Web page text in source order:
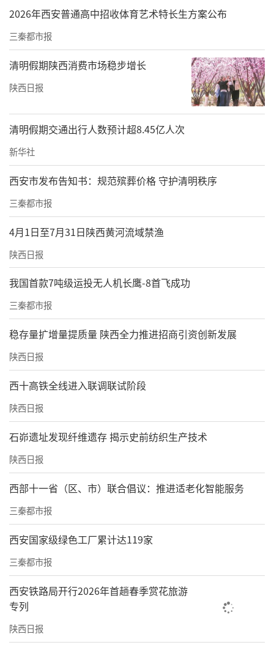
升级，让居民在家门口享受更加便捷的养老、
托育、医疗、健身等基础性服务。
支持消费场景创新发展。充分挖掘周秦汉唐、
红色圣地、秦医秦药等特色资源，充分利用AI技
术赋能，加快培育消费新业态新模式新场景和
国际化消费环境，拓展商旅文体健融合消费。
创建一批智慧商圈、智慧街区、智慧门店，提
供数实融合的便捷消费。
统筹推进文化遗产保护。守护好黄帝陵、兵马
俑、延安宝塔等中华文明精神标识，深化中华
文明探源与周秦汉唐大遗址保护展示。建好用
好黄河、长城、长征国家文化公园（陕西
段），打造特色文化廊道。实施三秦文脉传世
工程，争创国家级关中文化生态保护区，健全
非遗区域性整体保护体系。
做大做强文旅产业链群。完善政策金融支撑，
盘活存量资产，做优增量项目，推动8条重点文
旅产业链群转型升级。实施“百景焕新”行
动，打造一批沉浸式数字文旅新场景。深入实
施“三秦四季暖心工程”，建设重点旅游风景
道，推动入境旅游便利化，全面提升旅游消费
环境。（
责任编辑：方点 赵森
2026年西安普通高中招收体育艺术特长生方案公布
三秦都市报
清明假期陕西消费市场稳步增长
陕西日报
清明假期交通出行人数预计超8.45亿人次
新华社
西安市发布告知书：规范殡葬价格 守护清明秩序
三秦都市报
4月1日至7月31日陕西黄河流域禁渔
陕西日报
我国首款7吨级运投无人机长鹰-8首飞成功
三秦都市报
稳存量扩增量提质量 陕西全力推进招商引资创新发展
陕西日报
西十高铁全线进入联调联试阶段
陕西日报
石峁遗址发现纤维遗存 揭示史前纺织生产技术
陕西日报
西部十一省（区、市）联合倡议：推进适老化智能服务
三秦都市报
西安国家级绿色工厂累计达119家
三秦都市报
西安铁路局开行2026年首趟春季赏花旅游
专列
陕西日报